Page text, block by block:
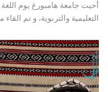
أحيت جامعة هامبورغ يوم اللغة
التعليمية والتربوية، و تم القاء